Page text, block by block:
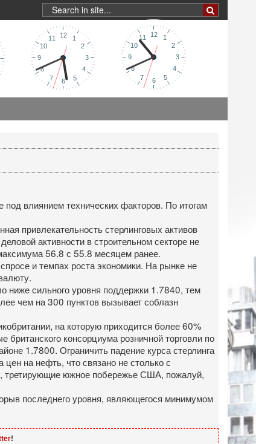
влиянием технических факторов. По итогам
привлекательность стерлинговых активов
активности в строительном секторе не
56.8 с 55.8 месяцем ранее.
и темпах роста экономики. На рынке не
ниже сильного уровня поддержки 1.7840, тем
чем на 300 пунктов вызывает соблазн
на которую приходится более 60%
консорциума розничной торговли по
1.7800. Ограничить падение курса стерлинга
на нефть, что связано не столько с
третирующие южное побережье США, пожалуй,
последнего уровня, являющегося минимумом
!